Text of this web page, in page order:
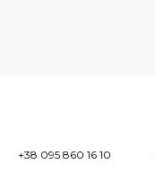
+38 095 860 16 10